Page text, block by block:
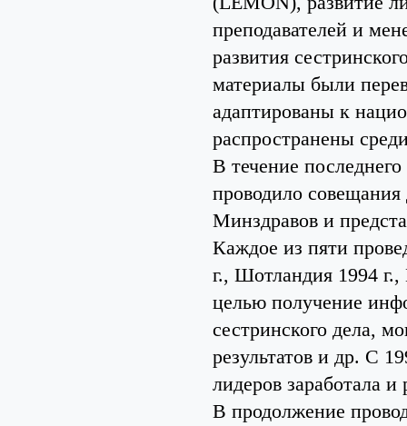
преподавателей и
развития
материалы были
адаптированы к
распространены
В течение
проводило совещания
Минздравов и
Каждое из пяти
г., Шотландия 1994
целью получение
сестринского дела,
результатов и др. С
лидеров заработала
В продолжение